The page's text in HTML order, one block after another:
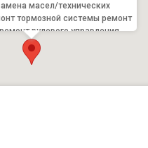
развал-схождение рем...